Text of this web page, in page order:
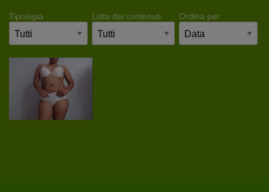
Tipologia Lista dei contenuti Ordina per